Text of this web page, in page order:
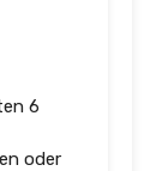
6
oder